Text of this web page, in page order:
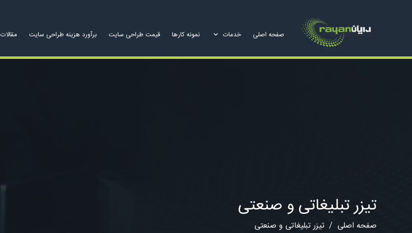
صفحه اصلی خدمات نمونه کارها قیمت طراحی سایت برآورد هزینه طراحی سایت مقالات
تیزر تبلیغاتی و صنعتی
صفحه اصلی / تیزر تبلیغاتی و صنعتی